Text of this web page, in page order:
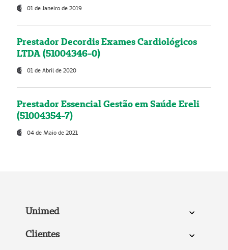
01 de Janeiro de 2019
Prestador Decordis Exames Cardiológicos
LTDA (51004346-0)
01 de Abril de 2020
Prestador Essencial Gestão em Saúde Ereli
(51004354-7)
04 de Maio de 2021
Unimed
Clientes